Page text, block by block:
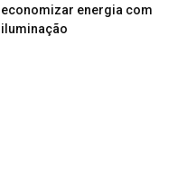
economizar energia com
iluminação